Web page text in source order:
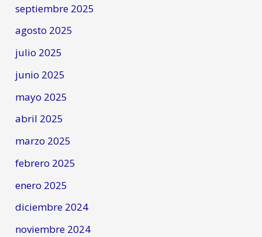
septiembre 2025
agosto 2025
julio 2025
junio 2025
mayo 2025
abril 2025
marzo 2025
febrero 2025
enero 2025
diciembre 2024
noviembre 2024